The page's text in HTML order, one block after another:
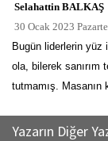
Selahattin BALKAŞ
30 Ocak 2023
Bugün liderlerin yüz
ola, bilerek sanırım
tutmamış. Masanın
Yazarın Diğer